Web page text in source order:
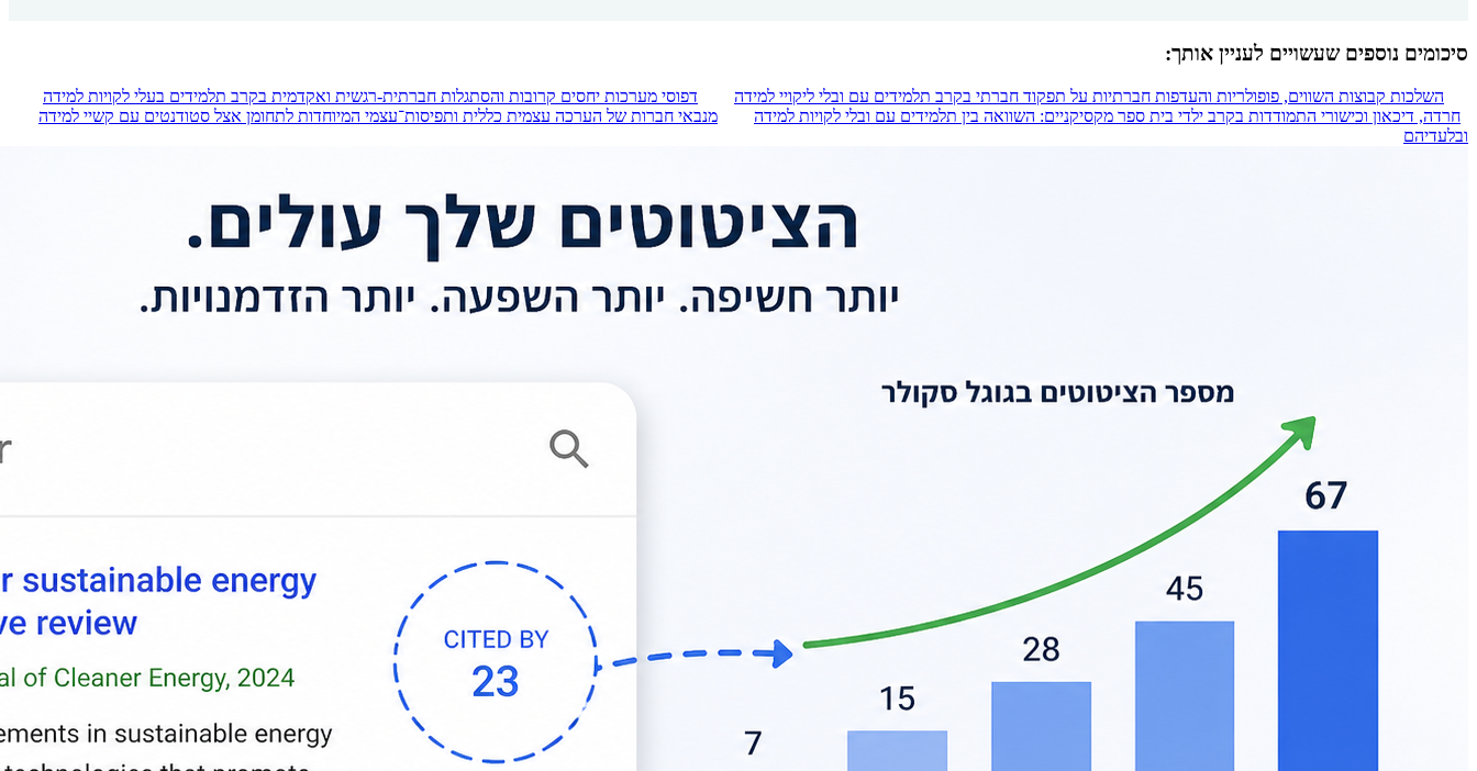
סיכומים נוספים שעשויים לעניין אותך:
השלכות קבוצות השווים, פופולריות והעדפות חברתיות על תפקוד חברתי בקרב תלמידים עם ובלי ליקויי למידה
דפוסי מערכות יחסים קרובות והסתגלות חברתית-רגשית ואקדמית בקרב תלמידים בעלי לקויות למידה
חרדה, דיכאון וכישורי התמודדות בקרב ילדי בית ספר מקסיקניים: השוואה בין תלמידים עם ובלי לקויות למידה
מנבאי חברות של הערכה עצמית כללית ותפיסות־עצמי המיוחדות לתחומן אצל סטודנטים עם קשיי למידה
ובלעדיהם